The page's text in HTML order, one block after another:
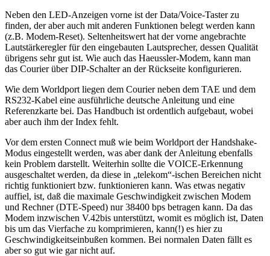
Neben den LED-Anzeigen vorne ist der Data/Voice-Taster zu
finden, der aber auch mit anderen Funktionen belegt werden kann
(z.B. Modem-Reset). Seltenheitswert hat der vorne angebrachte
Lautstärkeregler für den eingebauten Lautsprecher, dessen Qualität
übrigens sehr gut ist. Wie auch das Haeussler-Modem, kann man
das Courier über DIP-Schalter an der Rückseite konfigurieren.
Wie dem Worldport liegen dem Courier neben dem TAE und dem
RS232-Kabel eine ausführliche deutsche Anleitung und eine
Referenzkarte bei. Das Handbuch ist ordentlich aufgebaut, wobei
aber auch ihm der Index fehlt.
Vor dem ersten Connect muß wie beim Worldport der Handshake-
Modus eingestellt werden, was aber dank der Anleitung ebenfalls
kein Problem darstellt. Weiterhin sollte die VOICE-Erkennung
ausgeschaltet werden, da diese in „telekom“-ischen Bereichen nicht
richtig funktioniert bzw. funktionieren kann. Was etwas negativ
auffiel, ist, daß die maximale Geschwindigkeit zwischen Modem
und Rechner (DTE-Speed) nur 38400 bps betragen kann. Da das
Modem inzwischen V.42bis unterstützt, womit es möglich ist, Daten
bis um das Vierfache zu komprimieren, kann(!) es hier zu
Geschwindigkeitseinbußen kommen. Bei normalen Daten fällt es
aber so gut wie gar nicht auf.